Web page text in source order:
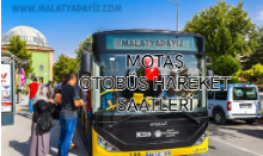
KULUŞAĞI Otobüs Kalkış saatleri
siz değerli ziyaretçilerimizin
hizmetindedir. Hareket saatleri
güncel olup sitemiz tarafından
güncel olarak çekilmektedir. 256 :
BATTALGAZİ-ALACAKAPI-